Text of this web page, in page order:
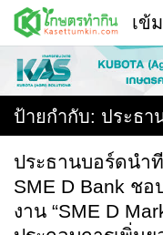
Skip
content
พืช
หน้าแรก
แวดวงเกษตร
ใคร ทำอะไร ที่ไหน
สถานีข่าววันนี้
เข้
ป้ายกำกับ: ประธา
ประธานบอร์ดนำ
SME D Bank ชอ
งาน “SME D